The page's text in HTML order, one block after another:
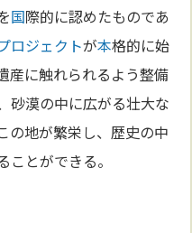
国際的に認めたものであ
ロジェクトが本格的に始
産に触れられるよう整備
砂漠の中に広がる壮大な
の地が繁栄し、歴史の中
ことができる。